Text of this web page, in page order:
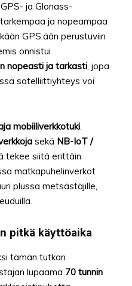
ja Glonass-
ja nopeampaa
GPS:ään perustuviin
onnistui
nopeasti ja tarkasti, jopa
satelliittiyhteys voi
mobiiliverkkotuki.
sekä NB-IoT /
tekee siitä erittäin
matkapuhelinverkot
plussa metsästäjille,
pitkä käyttöaika
tämän tutkan
lupaama 70 tunnin